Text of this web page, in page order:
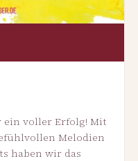
voller Erfolg! Mit
Melodien
haben wir das